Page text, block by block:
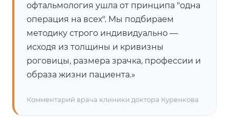
офтальмология ушла от принципа "одна
операция на всех". Мы подбираем
методику строго индивидуально —
исходя из толщины и кривизны
роговицы, размера зрачка, профессии и
образа жизни пациента.»
Комментарий врача клиники доктора Куренкова